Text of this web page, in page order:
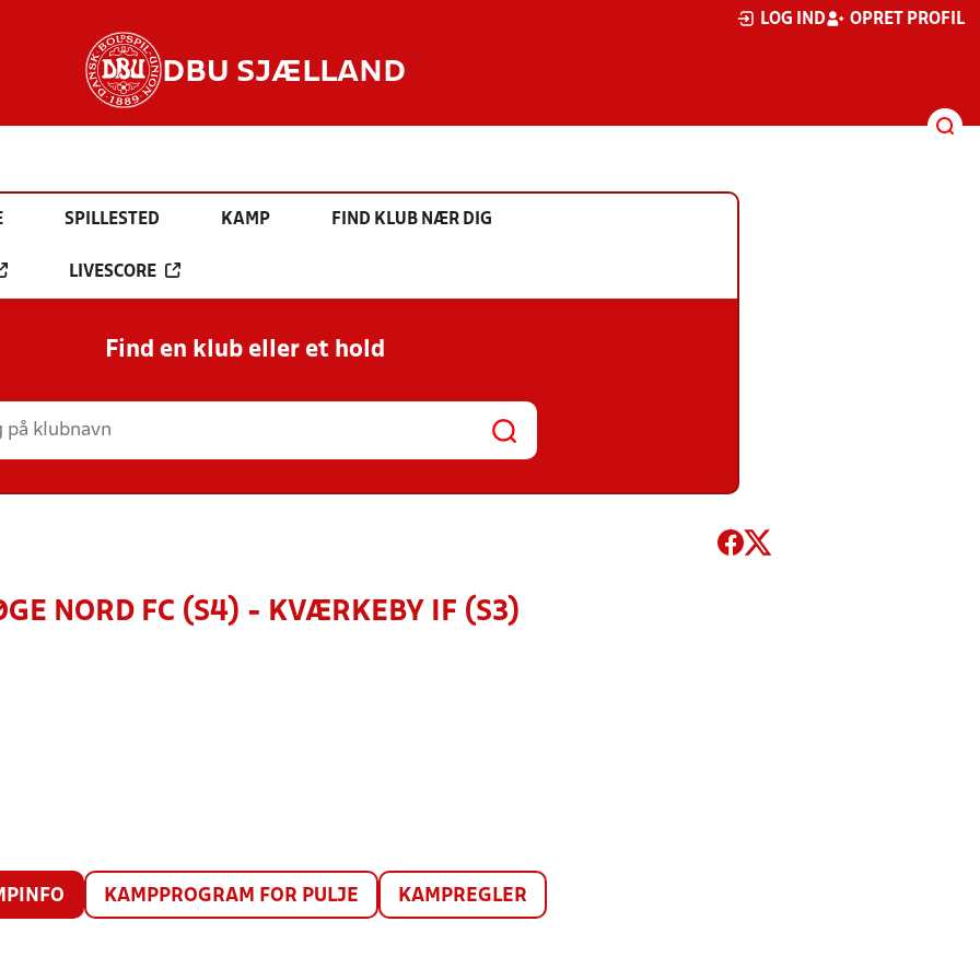
LOG IND OPRET PROFIL
DBU SJÆLLAND
SPILLESTED KAMP FIND KLUB NÆR DIG
LIVESCORE
Find en klub eller et hold
NORD FC (S4) - KVÆRKEBY IF (S3)
KAMPPROGRAM FOR PULJE KAMPREGLER